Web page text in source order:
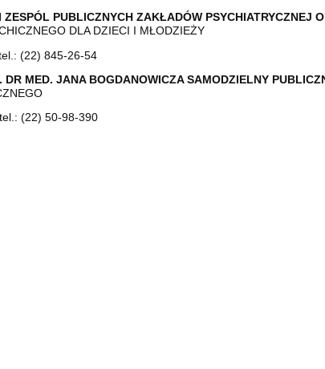
PUBLICZNYCH ZAKŁADÓW PSYCHIATRYCZNEJ
DLA DZIECI I MŁODZIEŻY
(22) 845-26-54
DR MED. JANA BOGDANOWICZA SAMODZIELNY
(22) 50-98-390